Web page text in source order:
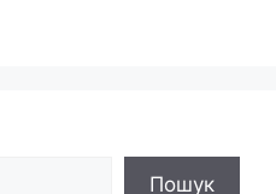
Пошук